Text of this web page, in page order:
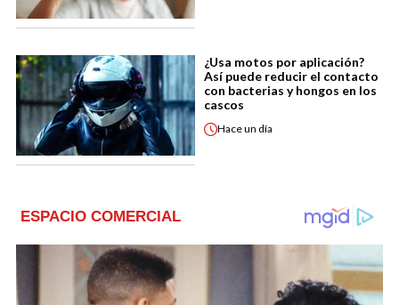
¿Usa motos por aplicación?
Así puede reducir el contacto
con bacterias y hongos en los
cascos
Haceun día